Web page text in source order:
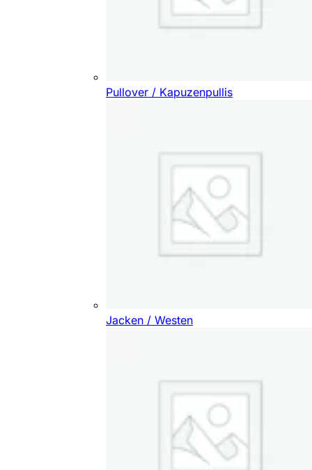
Pullover / Kapuzenpullis
Jacken / Westen